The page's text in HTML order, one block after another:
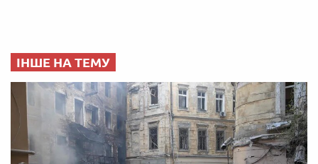
ІНШЕ НА ТЕМУ